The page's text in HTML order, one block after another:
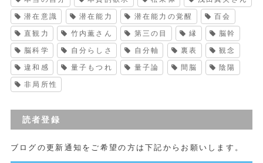
潜在意識 潜在能力 潜在能力の覚醒 百会
直観力 竹内薫さん 第三の目 縁 脳幹
脳科学 自分らしさ 自分軸 裏表 観念
違和感 量子もつれ 量子論 間脳 陰陽
非局所性
読者登録
ブログの更新通知をご希望の方は下記からお願いします。